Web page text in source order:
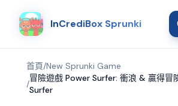
InCrediBox Sprunki
首頁/New Sprunki Game
/
冒險遊戲 Power Surfer: 衝浪 & 贏得冒
Surfer